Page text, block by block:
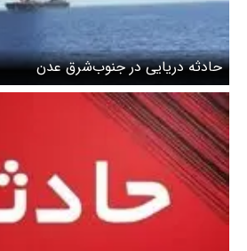
حادثه دریایی در جنوب‌شرق عدن